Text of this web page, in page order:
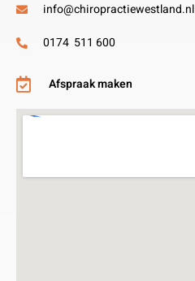
info@chiropractiewestland.nl
0174 511 600
Afspraak maken